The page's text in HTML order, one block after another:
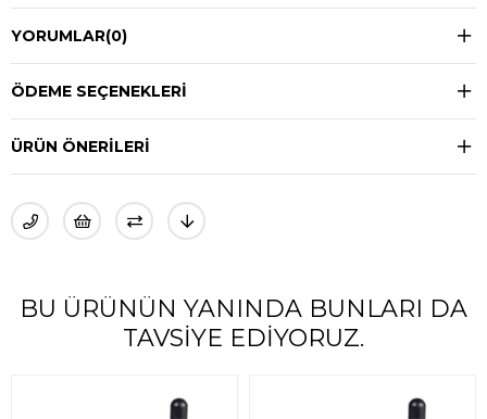
YORUMLAR(0)
ÖDEME SEÇENEKLERI
ÜRÜN ÖNERILERI
BU ÜRÜNÜN YANINDA BUNLARI DA
TAVSIYE EDIYORUZ.